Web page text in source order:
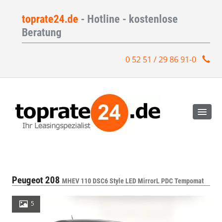
toprate24.de - Hotline - kostenlose
Beratung
0 52 51 / 29 86 91-0
Peugeot 208 MHEV 110 DSC6 Style LED MirrorL PDC Tempomat
5